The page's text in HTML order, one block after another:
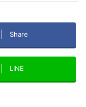
Share
LINE